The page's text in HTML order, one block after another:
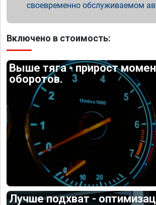
своевременно обслуживаемом
Включено в стоимость:
Выше тяга - прирост
оборотов.
Лучше подхват -